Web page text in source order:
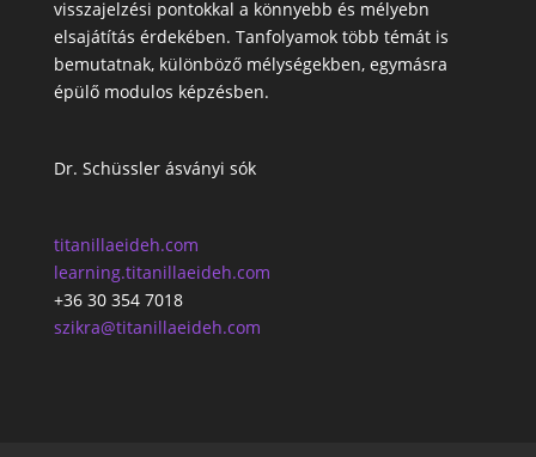
visszajelzési pontokkal a könnyebb és mélyebn
elsajátítás érdekében. Tanfolyamok több témát is
bemutatnak, különböző mélységekben, egymásra
épülő modulos képzésben.
Dr. Schüssler ásványi sók
titanillaeideh.com
learning.titanillaeideh.com
+36 30 354 7018
szikra@titanillaeideh.com